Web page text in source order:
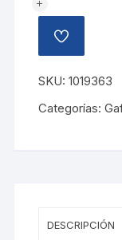
VERDE
LIMON
cantidad
AÑADIR
A
LISTA
DE
DESEOS
SKU:1019363
Categorías:
DESCRIPCIÓN